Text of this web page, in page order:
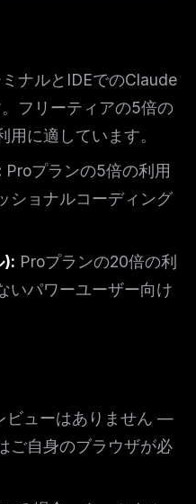
ナルとIDEでのClaude
フリーティアの5倍の
に適しています。
Proプランの5倍の利用
ショナルコーディング
): Proプランの20倍の利
いパワーユーザー向け
ビューはありません —
ご自身のブラウザが必